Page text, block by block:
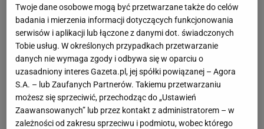
Na ich szczęście potrafili zerwać się jeszcze raz i
strzelić decydującą bramkę. A tak po meczu cieszył
się Steven Gerrard, wieloletni kapitan Liverpoolu. W
końcu uda mu się zostać mistrzem?
Bohater weekendu
Twoje dane osobowe mogą być przetwarzane także do celów
badania i mierzenia informacji dotyczących funkcjonowania
serwisów i aplikacji lub łączone z danymi dot. świadczonych
Tobie usług. W określonych przypadkach przetwarzanie
danych nie wymaga zgody i odbywa się w oparciu o
uzasadniony interes Gazeta.pl, jej spółki powiązanej – Agora
S.A. – lub Zaufanych Partnerów. Takiemu przetwarzaniu
możesz się sprzeciwić, przechodząc do „Ustawień
Zaawansowanych” lub przez kontakt z administratorem – w
zależności od zakresu sprzeciwu i podmiotu, wobec którego